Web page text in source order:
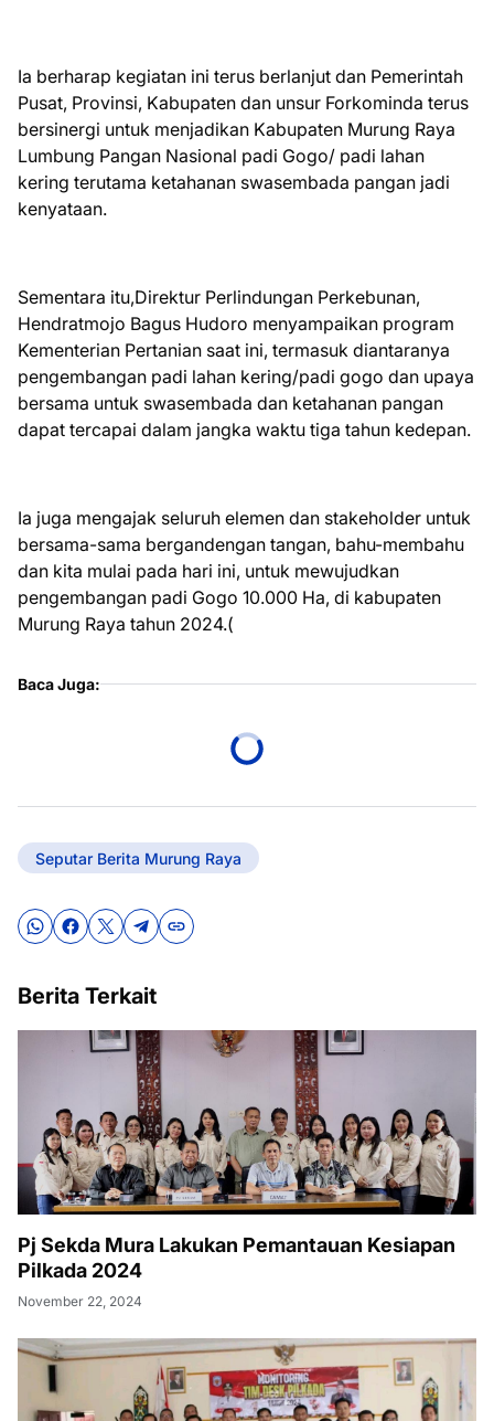
Ia berharap kegiatan ini terus berlanjut dan Pemerintah
Pusat, Provinsi, Kabupaten dan unsur Forkominda terus
bersinergi untuk menjadikan Kabupaten Murung Raya
Lumbung Pangan Nasional padi Gogo/ padi lahan
kering terutama ketahanan swasembada pangan jadi
kenyataan.
Sementara itu,Direktur Perlindungan Perkebunan,
Hendratmojo Bagus Hudoro menyampaikan program
Kementerian Pertanian saat ini, termasuk diantaranya
pengembangan padi lahan kering/padi gogo dan upaya
bersama untuk swasembada dan ketahanan pangan
dapat tercapai dalam jangka waktu tiga tahun kedepan.
Ia juga mengajak seluruh elemen dan stakeholder untuk
bersama-sama bergandengan tangan, bahu-membahu
dan kita mulai pada hari ini, untuk mewujudkan
pengembangan padi Gogo 10.000 Ha, di kabupaten
Murung Raya tahun 2024.(
Baca Juga:
Seputar Berita Murung Raya
Berita Terkait
Pj Sekda Mura Lakukan Pemantauan Kesiapan
Pilkada 2024
November 22, 2024